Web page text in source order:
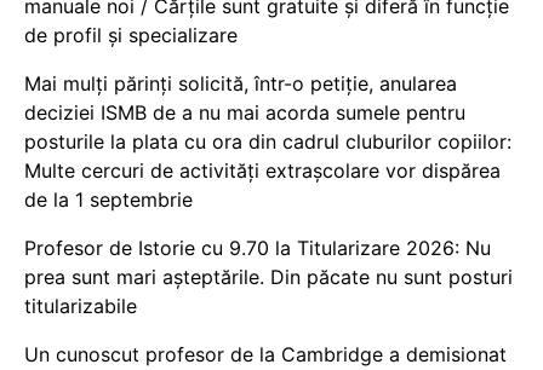
manuale noi / Cărțile sunt gratuite și diferă în funcție
de profil și specializare
Mai mulți părinți solicită, într-o petiție, anularea
deciziei ISMB de a nu mai acorda sumele pentru
posturile la plata cu ora din cadrul cluburilor copiilor:
Multe cercuri de activități extrașcolare vor dispărea
de la 1 septembrie
Profesor de Istorie cu 9.70 la Titularizare 2026: Nu
prea sunt mari așteptările. Din păcate nu sunt posturi
titularizabile
Un cunoscut profesor de la Cambridge a demisionat